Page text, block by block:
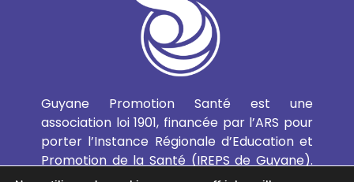
Guyane Promotion Santé est une
association loi 1901, financée par l’ARS pour
porter l’Instance Régionale d’Education et
Promotion de la Santé (IREPS de Guyane).